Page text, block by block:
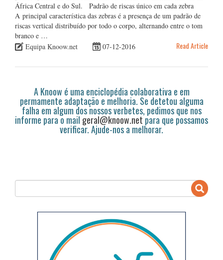
África Central e do Sul. Padrão de riscas único em cada zebra
A principal característica das zebras é a presença de um padrão de
riscas vertical distribuído por todo o corpo, alternando entre o tom
branco e …
Equipa Knoow.net
07-12-2016 Read Article
A Knoow é uma enciclopédia colaborativa e em
permamente adaptação e melhoria. Se detetou alguma
falha em algum dos nossos verbetes, pedimos que nos
informe para o mail geral@knoow.netpara que possamos
verificar. Ajude-nos a melhorar.